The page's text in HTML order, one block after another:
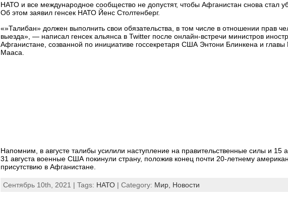
НАТО и все международное сообщество не допустят, чтобы Афганистан снова стал
Об этом заявил генсек НАТО Йенс Столтенберг.
«»Талибан» должен выполнить свои обязательства, в том числе в отношении прав
выезда», — написал генсек альянса в Twitter после онлайн-встречи министров
Афганистане, созванной по инициативе госсекретаря США Энтони Блинкена и
Мааса.
Напомним, в августе талибы усилили наступление на правительственные силы и 15
31 августа военные США покинули страну, положив конец почти 20-летнему
присутствию в Афганистане.
Сентябрь 10th, 2021 | Tags: НАТО | Category: Мир, Новости